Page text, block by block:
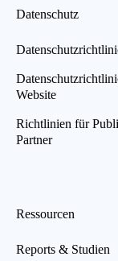
Datenschutz
Website
Richtlinien für
Partner
Ressourcen
Reports & Studien